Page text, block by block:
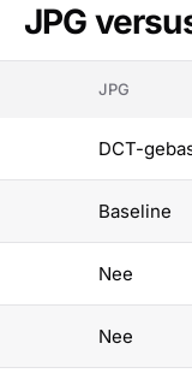
JPG
JPG
DCT-
Baseline
Nee
Nee